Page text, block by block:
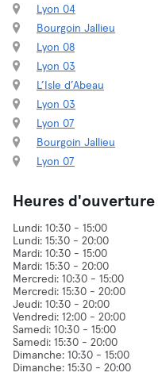
Lyon 04
Bourgoin Jallieu
Lyon 08
Lyon 03
L’Isle d’Abeau
Lyon 03
Lyon 07
Bourgoin Jallieu
Lyon 07
Heures d'ouverture
Lundi: 10:30 - 15:00
Lundi: 15:30 - 20:00
Mardi: 10:30 - 15:00
Mardi: 15:30 - 20:00
Mercredi: 10:30 - 15:00
Mercredi: 15:30 - 20:00
Jeudi: 10:30 - 20:00
Vendredi: 12:00 - 20:00
Samedi: 10:30 - 15:00
Samedi: 15:30 - 20:00
Dimanche: 10:30 - 15:00